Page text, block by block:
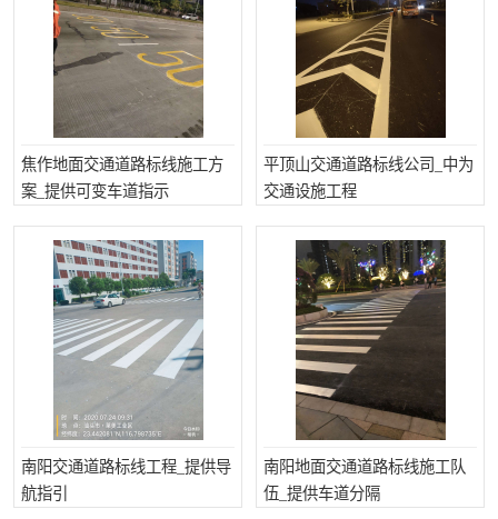
焦作地面交通道路标线施工方
案_提供可变车道指示
平顶山交通道路标线公司_中为
交通设施工程
南阳交通道路标线工程_提供导
航指引
南阳地面交通道路标线施工队
伍_提供车道分隔